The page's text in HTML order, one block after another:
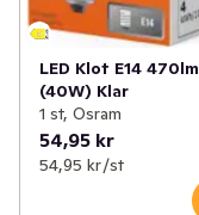
LED Klot E14 470lm
(40W) Klar
1 st, Osram
54,95 kr
54,95 kr /st